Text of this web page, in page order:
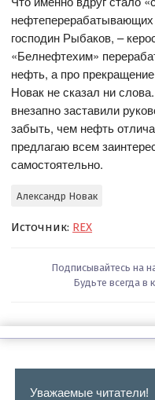
господин Рыбаков, –
«Белнефтехим»
нефть, а про
Новак не сказал ни
внезапно заставили
забыть, чем нефть
предлагаю всем
самостоятельно.
Александр Новак
Источник: REX
Подписывайтесь на
Будьте всегда в
Уважаемые читатели!